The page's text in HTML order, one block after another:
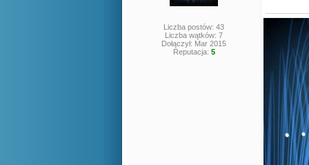
Liczba postów: 43
Liczba wątków: 7
Dołączył: Mar 2015
Reputacja: 5